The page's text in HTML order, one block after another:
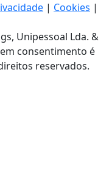
| Cookies |
Unipessoal Lda. &
consentimento é
reservados.